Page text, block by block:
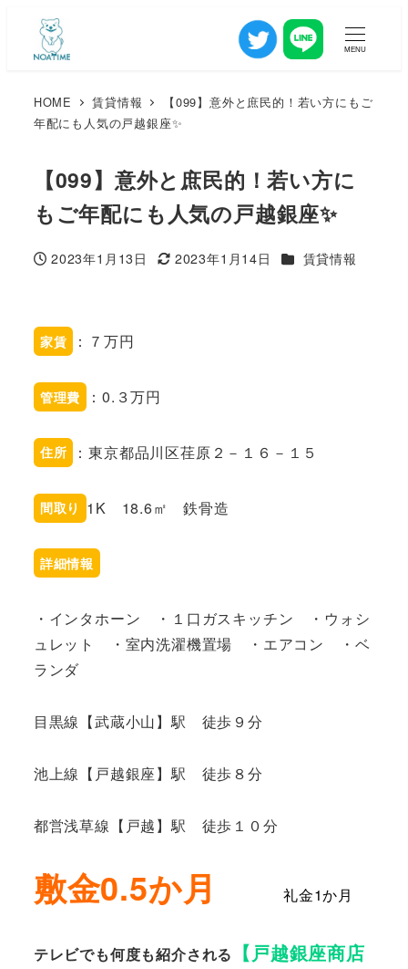
MENU
HOME 賃貸情報
【099】意外と庶民的！若い方にもご
年配にも人気の戸越銀座✨
【099】意外と庶民的！若い方に
もご年配にも人気の戸越銀座✨
投稿日
2023年1月13日
更新日
2023年1月14日 カテゴリー
賃貸情報
家賃 ：７万円
管理費 ：0.３万円
住所 ：東京都品川区荏原２－１６－１５
間取り 1K 18.6㎡ 鉄骨造
詳細情報
・インタホーン ・１口ガスキッチン ・ウォシ
ュレット ・室内洗濯機置場 ・エアコン ・ベ
ランダ
目黒線【武蔵小山】駅 徒歩９分
池上線【戸越銀座】駅 徒歩８分
都営浅草線【戸越】駅 徒歩１０分
敷金0.5か月 礼金1か月
テレビでも何度も紹介される
【戸越銀座商店